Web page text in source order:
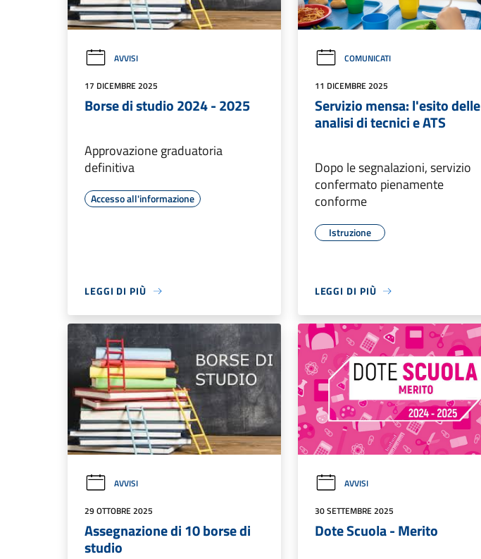
AVVISI
17 DICEMBRE 2025
Borse di studio 2024 - 2025
Approvazione graduatoria
definitiva
Accesso all'informazione
LEGGI DI PIÙ
COMUNICATI
11 DICEMBRE 2025
Servizio mensa: l'esito delle
analisi di tecnici e ATS
Dopo le segnalazioni, servizio
confermato pienamente
conforme
Istruzione
LEGGI DI PIÙ
AVVISI
29 OTTOBRE 2025
Assegnazione di 10 borse di
studio
AVVISI
30 SETTEMBRE 2025
Dote Scuola - Merito